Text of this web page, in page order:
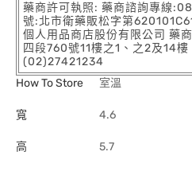
藥商許可執照: 藥商諮詢專線
號:北市衛藥販松字第
個人用品商店股份有限公司 藥
四段760號11樓之1、之2及14
(02)27421234
How To Store
室溫
寬 4.6
高 5.7